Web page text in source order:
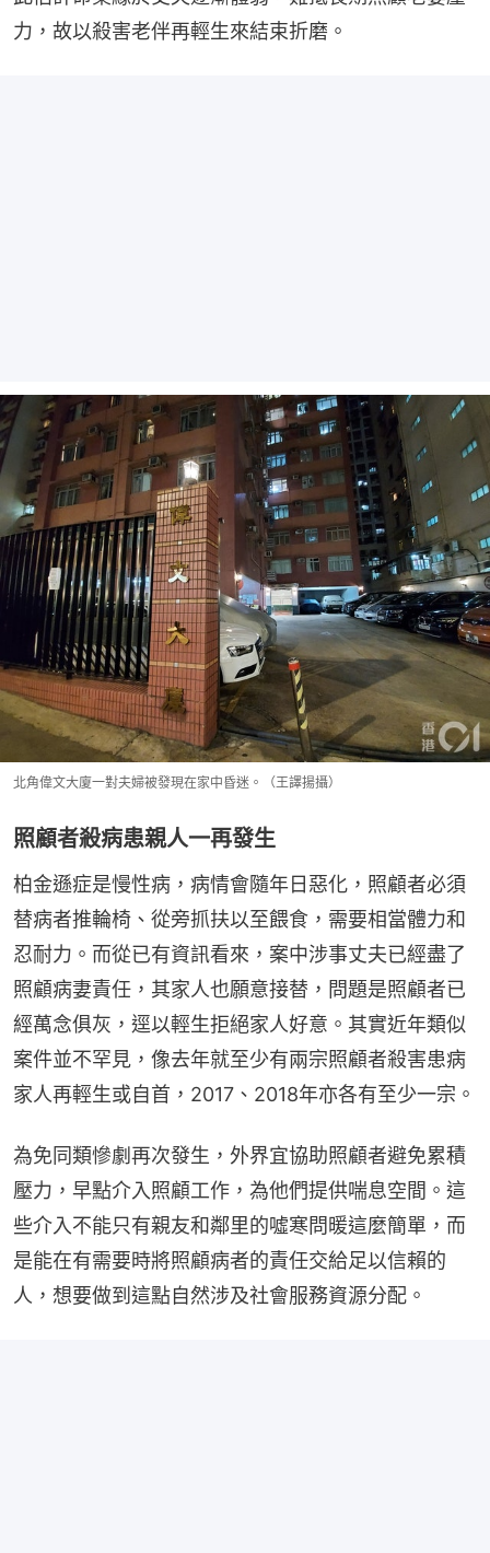
力，故以殺害老伴再輕生來結束折磨。
北角偉文大廈一對夫婦被發現在家中昏迷。（王譯揚攝）
照顧者殺病患親人一再發生
柏金遜症是慢性病，病情會隨年日惡化，照顧者必須
替病者推輪椅、從旁抓扶以至餵食，需要相當體力和
忍耐力。而從已有資訊看來，案中涉事丈夫已經盡了
照顧病妻責任，其家人也願意接替，問題是照顧者已
經萬念俱灰，逕以輕生拒絕家人好意。其實近年類似
案件並不罕見，像去年就至少有兩宗照顧者殺害患病
家人再輕生或自首，2017、2018年亦各有至少一宗。
為免同類慘劇再次發生，外界宜協助照顧者避免累積
壓力，早點介入照顧工作，為他們提供喘息空間。這
些介入不能只有親友和鄰里的噓寒問暖這麼簡單，而
是能在有需要時將照顧病者的責任交給足以信賴的
人，想要做到這點自然涉及社會服務資源分配。